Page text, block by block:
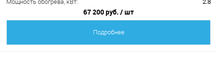
Мощность обогрева, кВт:
2.8
67 200 руб. / шт
Подробнее